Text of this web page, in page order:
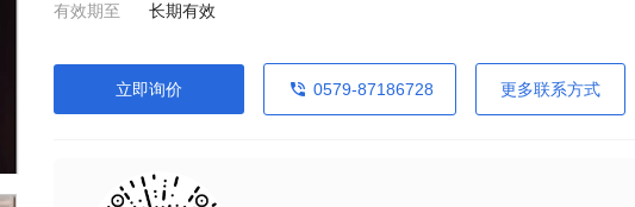
有效期至 长期有效
立即询价 0579-87186728 更多联系方式